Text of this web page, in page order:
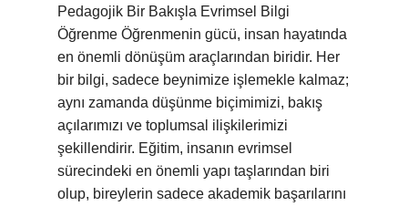
Pedagojik Bir Bakışla Evrimsel Bilgi
Öğrenme Öğrenmenin gücü, insan hayatında
en önemli dönüşüm araçlarından biridir. Her
bir bilgi, sadece beynimize işlemekle kalmaz;
aynı zamanda düşünme biçimimizi, bakış
açılarımızı ve toplumsal ilişkilerimizi
şekillendirir. Eğitim, insanın evrimsel
sürecindeki en önemli yapı taşlarından biri
olup, bireylerin sadece akademik başarılarını